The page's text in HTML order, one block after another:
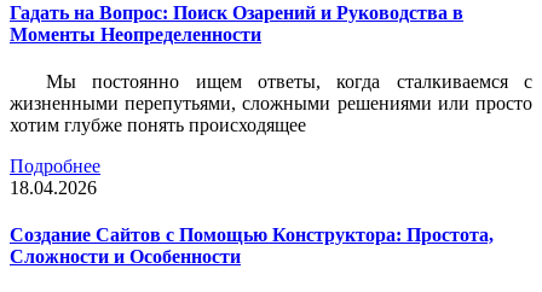
Гадать на Вопрос: Поиск Озарений и Руководства в
Моменты Неопределенности
Мы постоянно ищем ответы, когда сталкиваемся с
жизненными перепутьями, сложными решениями или просто
хотим глубже понять происходящее
Подробнее
18.04.2026
Создание Сайтов с Помощью Конструктора: Простота,
Сложности и Особенности